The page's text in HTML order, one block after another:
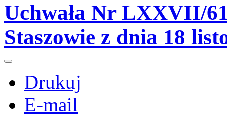
Uchwała Nr LXXVII/
Staszowie z dnia 18
Drukuj
E-mail